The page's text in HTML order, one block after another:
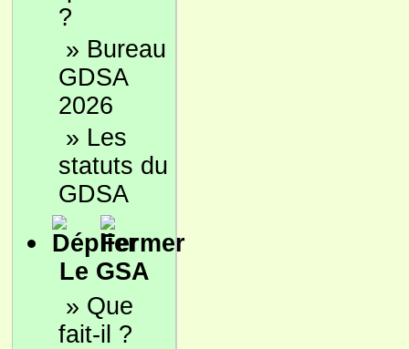
?
» Bureau
GDSA
2026
» Les
statuts du
GDSA
Le GSA
» Que
fait-il ?